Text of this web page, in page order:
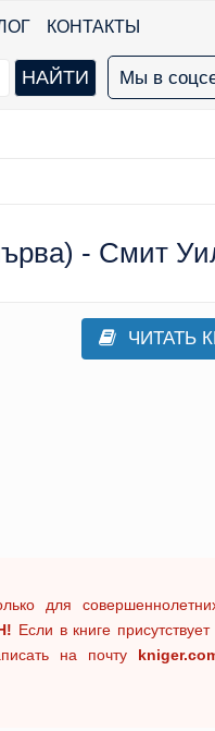
КОНТАКТЫ
Мы в
- Смит
ЧИТАТЬ
для
Если в книге
на почту